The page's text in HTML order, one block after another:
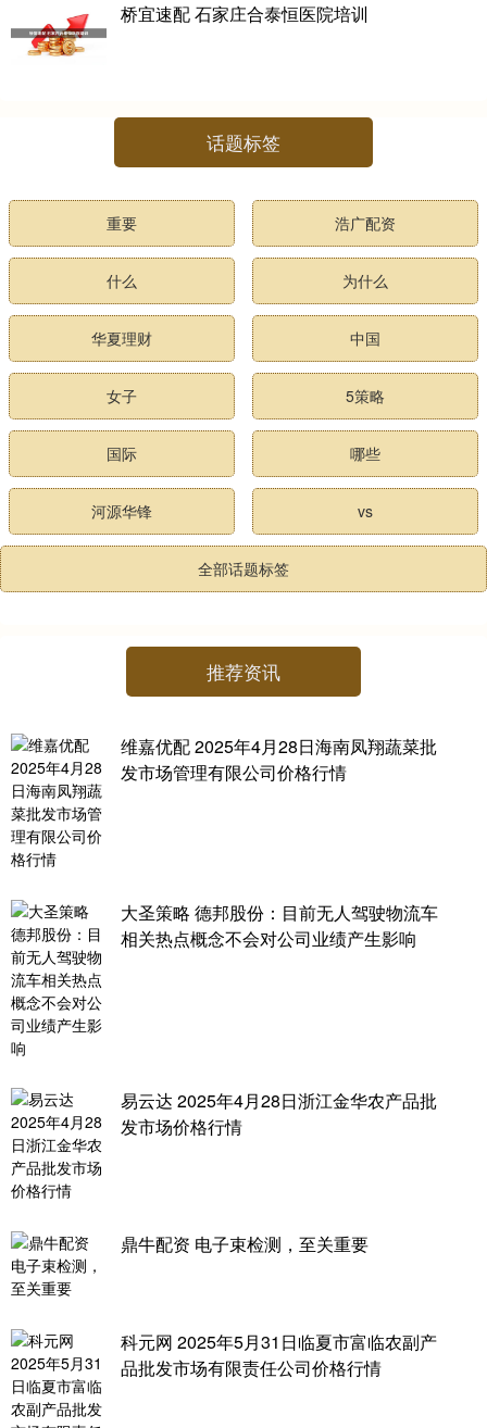
桥宜速配 石家庄合泰恒医院培训
话题标签
重要 浩广配资
什么 为什么
华夏理财 中国
女子 5策略
国际 哪些
河源华锋 vs
全部话题标签
推荐资讯
维嘉优配 2025年4月28日海南凤翔蔬菜批
发市场管理有限公司价格行情
大圣策略 德邦股份：目前无人驾驶物流车
相关热点概念不会对公司业绩产生影响
易云达 2025年4月28日浙江金华农产品批
发市场价格行情
鼎牛配资 电子束检测，至关重要
科元网 2025年5月31日临夏市富临农副产
品批发市场有限责任公司价格行情